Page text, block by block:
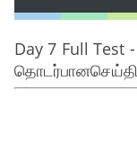
Day 7 Full Test